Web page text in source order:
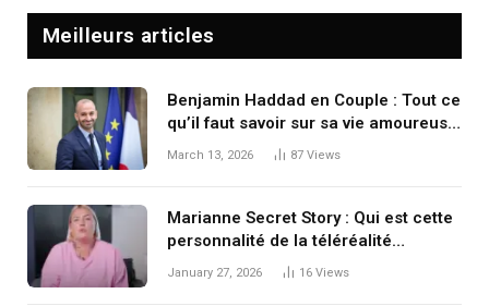
Meilleurs articles
Benjamin Haddad en Couple : Tout ce
qu’il faut savoir sur sa vie amoureuse
et ses relations
March 13, 2026 87 Views
Marianne Secret Story : Qui est cette
personnalité de la téléréalité
française
January 27, 2026 16 Views